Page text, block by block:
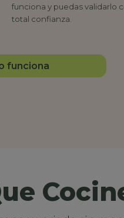
funciona y puedas validarlo
total confianza.
funciona